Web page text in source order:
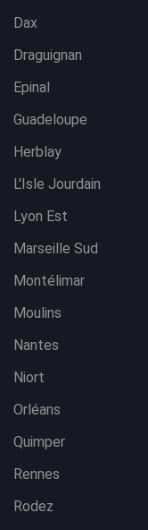
Dax
Draguignan
Epinal
Guadeloupe
Herblay
L'Isle Jourdain
Lyon Est
Marseille Sud
Montélimar
Moulins
Nantes
Niort
Orléans
Quimper
Rennes
Rodez